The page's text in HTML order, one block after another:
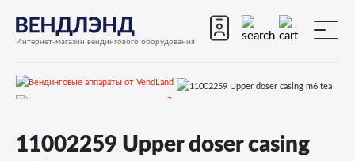
Интернет-магазин вендингового оборудования
Запчасти
Запчасти для вендинговых автоматов Saeco
11002259 Upper doser casing